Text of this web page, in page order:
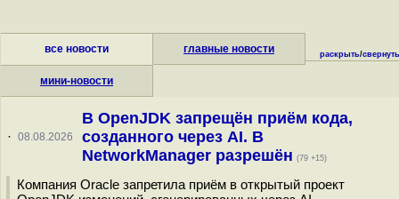
все новости главные новости
мини-новости
раскрыть/свернуть
· 08.08.2026
В OpenJDK запрещён приём кода,
созданного через AI. В
NetworkManager разрешён (79 +15)
Компания Oracle запретила приём в открытый проект